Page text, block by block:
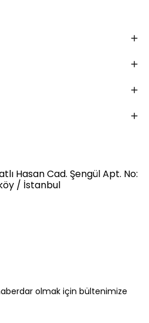
Hasan Cad. Şengül Apt. No:
/ İstanbul
olmak için bültenimize